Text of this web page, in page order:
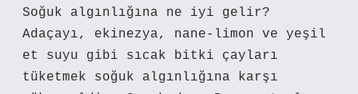
Soğuk algınlığına ne iyi gelir?
Adaçayı, ekinezya, nane-limon ve yeşil
et suyu gibi sıcak bitki çayları
tüketmek soğuk algınlığına karşı